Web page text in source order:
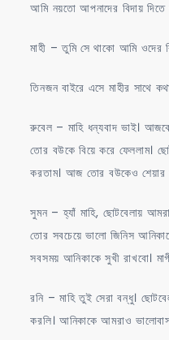
আমি নয়তো আপনাদের বিদায়
মাহী – তুমি সে থাকো আমি ওদের
তিনজন বাইরে এসে মাহীর সাথে
রুবেল – মাহি ধন্যবাদ ভাই।
তোর বউকে বিয়ে করে ফেললাম।
করতাম। আজ তোর বউকেও শেয়ার
সুমন – হ্যাঁ মাহি, ছোটবেলায়
তোর সবচেয়ে ভালো জিনিস
সবসময় আনিকাকে সুখী রাখবো।
রনি – মাহি তুই সেরা বন্ধু।
করলি। আনিকাকে আমরাও